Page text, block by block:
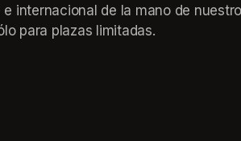
internacional de la mano de
para plazas limitadas.